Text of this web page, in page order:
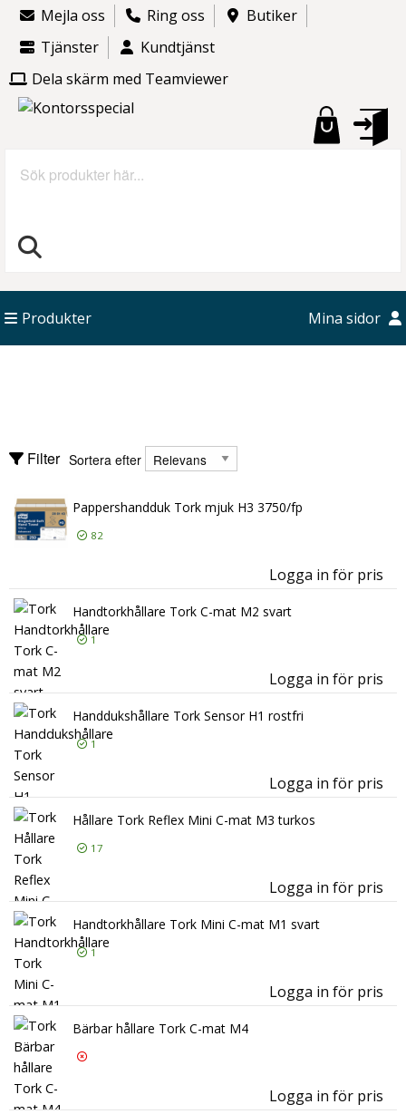
Mejla oss Ring oss
Butiker
Tjänster
Kundtjänst
Dela skärm med Teamviewer
Sök
Produkter Mina sidor
Handtorkpapper hållare
Visa endast
I lager
Produkttaggar
Produkttaggar
2
Tillverkare
Tillverkare
Tork
Abena
Filter Sortera efter
Sortera efter
Pappershandduk Tork mjuk H3 3750/fp
82
Logga in för pris
Handtorkhållare Tork C-mat M2 svart
1
Logga in för pris
Handdukshållare Tork Sensor H1 rostfri
1
Logga in för pris
Hållare Tork Reflex Mini C-mat M3 turkos
17
Logga in för pris
Handtorkhållare Tork Mini C-mat M1 svart
1
Logga in för pris
Bärbar hållare Tork C-mat M4
Logga in för pris